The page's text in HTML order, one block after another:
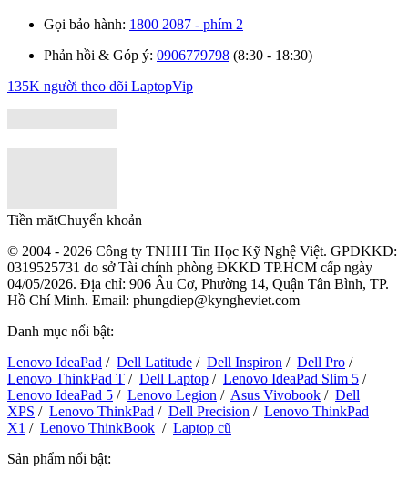
Gọi bảo hành: 1800 2087 - phím 2
Phản hồi & Góp ý: 0906779798 (8:30 - 18:30)
135K người theo dõi LaptopVip
Tiền mătChuyển khoản
© 2004 - 2026 Công ty TNHH Tin Học Kỹ Nghệ Việt. GPDKKD:
0319525731 do sở Tài chính phòng ĐKKD TP.HCM cấp ngày
04/05/2026. Địa chỉ: 906 Âu Cơ, Phường 14, Quận Tân Bình, TP.
Hồ Chí Minh. Email: phungdiep@kyngheviet.com
Danh mục nổi bật:
Lenovo IdeaPad / Dell Latitude / Dell Inspiron / Dell Pro /
Lenovo ThinkPad T / Dell Laptop / Lenovo IdeaPad Slim 5 /
Lenovo IdeaPad 5 / Lenovo Legion / Asus Vivobook / Dell
XPS / Lenovo ThinkPad / Dell Precision / Lenovo ThinkPad
X1 / Lenovo ThinkBook / Laptop cũ
Sản phẩm nổi bật: